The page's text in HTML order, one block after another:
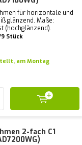
für horizontale und
glänzend. Maße:
(hochglänzend).
Stück
am Montag
2-fach C1